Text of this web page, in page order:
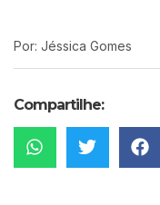
Por: Jéssica Gomes
Compartilhe: